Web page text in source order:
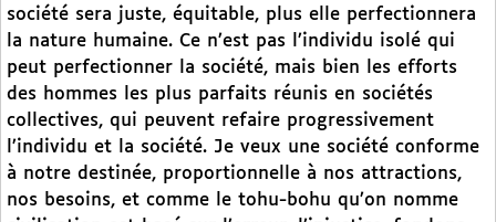
société sera juste, équitable, plus elle perfectionnera
la nature humaine. Ce n’est pas l’individu isolé qui
peut perfectionner la société, mais bien les efforts
des hommes les plus parfaits réunis en sociétés
collectives, qui peuvent refaire progressivement
l’individu et la société. Je veux une société conforme
à notre destinée, proportionnelle à nos attractions,
nos besoins, et comme le tohu-bohu qu’on nomme